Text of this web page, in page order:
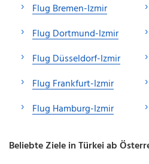
Flug Bremen-Izmir
Flug Dortmund-Izmir
Flug Düsseldorf-Izmir
Flug Frankfurt-Izmir
Flug Hamburg-Izmir
Beliebte Ziele in Türkei ab